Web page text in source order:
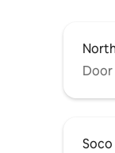
Door
Soco